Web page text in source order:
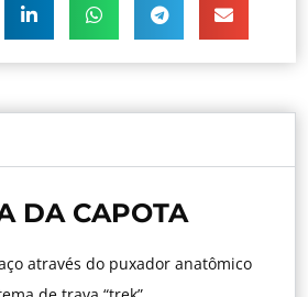
DA CAPOTA
através do puxador anatômico